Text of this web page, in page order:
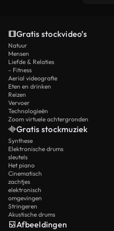
Gratis stockvideo’s
Natuur
Mensen
Liefde & Relaties
- Fitness
Aerial videografie
Eten en drinken
Reizen
Vervoer
Technologieën
Zoom virtuele achtergronden
Gratis stockmuziek
Synthese
Elektronische drums
sleutels
Het piano
Cinematisch
zachtjes
elektronisch
omgevingen
Stringeren
Akustische drums
Afbeeldingen